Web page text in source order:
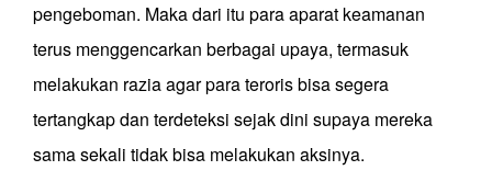
pengeboman. Maka dari itu para aparat keamanan
terus menggencarkan berbagai upaya, termasuk
melakukan razia agar para teroris bisa segera
tertangkap dan terdeteksi sejak dini supaya mereka
sama sekali tidak bisa melakukan aksinya.